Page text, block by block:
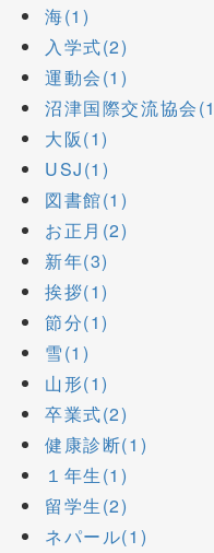
海(1)
入学式(2)
運動会(1)
沼津国際交流協会
大阪(1)
USJ(1)
図書館(1)
お正月(2)
新年(3)
挨拶(1)
節分(1)
雪(1)
山形(1)
卒業式(2)
健康診断(1)
１年生(1)
留学生(2)
ネパール(1)